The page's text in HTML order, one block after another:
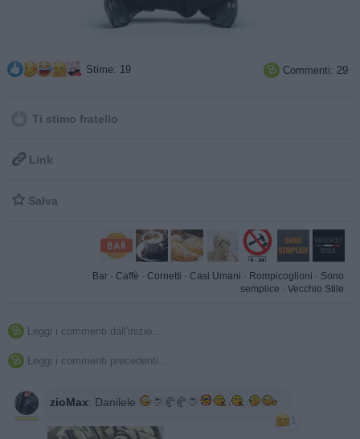
Stime: 19  Commenti: 29
Ti stimo fratello
 Link
 Salva
Bar · Caffè · Cornetti · Casi Umani · Rompicoglioni · Sono
semplice · Vecchio Stile
 Leggi i commenti dall'inizio...
 Leggi i commenti precedenti...
zioMax: Danilele 🥐🥐
1